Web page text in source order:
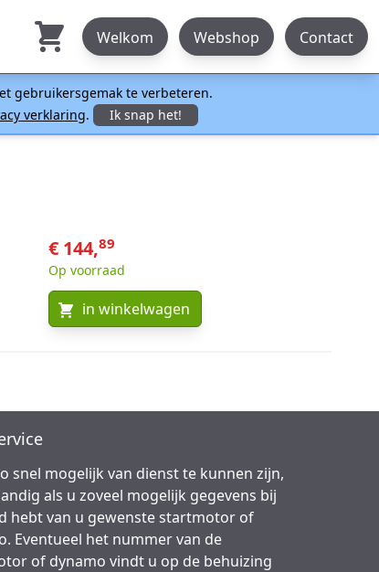
Welkom Webshop Contact
gebruikersgemak te verbeteren.
verklaring. Ik snap het!
€ 144,89
Op voorraad
in winkelwagen
snel mogelijk van dienst te kunnen zijn,
als u zoveel mogelijk gegevens bij
hebt van u gewenste startmotor of
Eventueel het nummer van de
of dynamo vindt u op de behuizing